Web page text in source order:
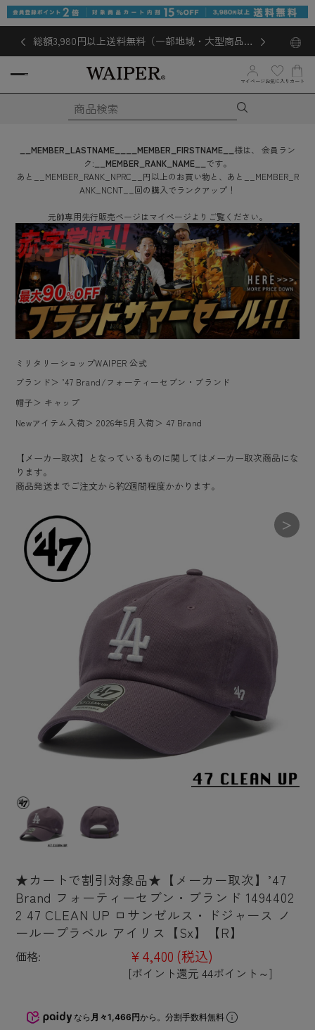
総額3,980円以上送料無料（一部地域・大型商品対
マイページ お気に入り カート
__MEMBER_LASTNAME__ __MEMBER_FIRSTNAME__ 様は、
会員ラン
ク: __MEMBER_RANK_NAME__ です。
あと
__MEMBER_RANK_NPRC__ 円以上のお買い物と、あと
__MEMBER_R
ANK_NCNT__ 回の購入でランクアップ！
元帥専用先行販売ページはマイページよりご覧ください。
ミリタリーショップWAIPER 公式
ブランド＞ ’47 Brand/フォーティーセブン・ブランド
帽子＞ キャップ
Newアイテム入荷＞2026年5月入荷＞47 Brand
【メーカー取次】となっているものに関してはメーカー取次商品にな
ります。
商品発送までご注文から約2週間程度かかります。
＞
★カートで割引対象品★【メーカー取次】’47
Brand フォーティーセブン・ブランド 1494402
2 47 CLEAN UP ロサンゼルス・ドジャース ノ
ーループラベル アイリス【Sx】【R】
価格: ¥4,400 (税込)
[ポイント還元 44ポイント～]
なら 月々1,466円から。分割手数料無料